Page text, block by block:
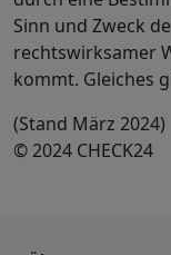
Sinn und Zweck
rechtswirksamer
kommt. Gleiches
(Stand März 2024)
© 2024 CHECK24